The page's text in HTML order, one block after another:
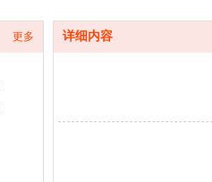
更多 详细内容